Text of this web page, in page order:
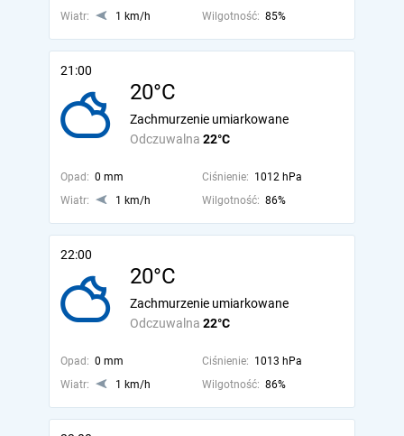
Wiatr:
1 km/h Wilgotność: 85%
21:00
20°C
Odczuwalna 22°C
Zachmurzenie umiarkowane
Opad: 0 mm Ciśnienie: 1012 hPa
Wiatr:
1 km/h Wilgotność: 86%
22:00
20°C
Odczuwalna 22°C
Zachmurzenie umiarkowane
Opad: 0 mm Ciśnienie: 1013 hPa
Wiatr:
1 km/h Wilgotność: 86%